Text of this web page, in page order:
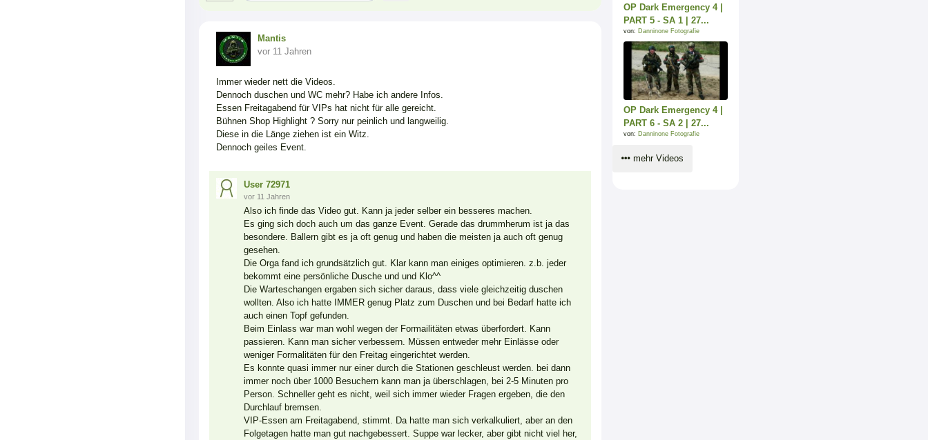
Mantis
vor 11 Jahren
Immer wieder nett die Videos.
Dennoch duschen und WC mehr? Habe ich andere Infos.
Essen Freitagabend für VIPs hat nicht für alle gereicht.
Bühnen Shop Highlight ? Sorry nur peinlich und langweilig.
Diese in die Länge ziehen ist ein Witz.
Dennoch geiles Event.
User 72971
vor 11 Jahren
Also ich finde das Video gut. Kann ja jeder selber ein besseres machen.
Es ging sich doch auch um das ganze Event. Gerade das drummherum ist ja das
besondere. Ballern gibt es ja oft genug und haben die meisten ja auch oft genug
gesehen.
Die Orga fand ich grundsätzlich gut. Klar kann man einiges optimieren. z.b. jeder
bekommt eine persönliche Dusche und und Klo^^
Die Warteschangen ergaben sich sicher daraus, dass viele gleichzeitig duschen
wollten. Also ich hatte IMMER genug Platz zum Duschen und bei Bedarf hatte ich
auch einen Topf gefunden.
Beim Einlass war man wohl wegen der Formailitäten etwas überfordert. Kann
passieren. Kann man sicher verbessern. Müssen entweder mehr Einlässe oder
weniger Formalitäten für den Freitag eingerichtet werden.
Es konnte quasi immer nur einer durch die Stationen geschleust werden. bei dann
immer noch über 1000 Besuchern kann man ja überschlagen, bei 2-5 Minuten pro
Person. Schneller geht es nicht, weil sich immer wieder Fragen ergeben, die den
Durchlauf bremsen.
VIP-Essen am Freitagabend, stimmt. Da hatte man sich verkalkuliert, aber an den
Folgetagen hatte man gut nachgebessert. Suppe war lecker, aber gibt nicht viel her,
OP Dark Emergency 4 |
PART 5 - SA 1 | 27...
von: Danninone Fotografie
OP Dark Emergency 4 |
PART 6 - SA 2 | 27...
von: Danninone Fotografie
mehr Videos